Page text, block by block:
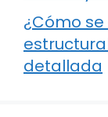
¿Cómo
detallada